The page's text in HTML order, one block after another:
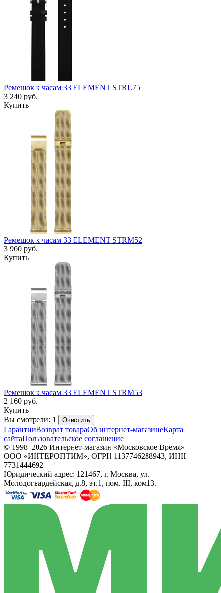
Ремешок к часам 33 ELEMENT STRL75
3 240 руб.
Купить
Ремешок к часам 33 ELEMENT STRM52
3 960 руб.
Купить
Ремешок к часам 33 ELEMENT STRM53
2 160 руб.
Купить
Вы смотрели: 1
Очистить
ГарантииВозврат товараОб интернет-магазинеКарта
сайтаПользовательское соглашение
© 1998–2026 Интернет-магазин «Московское Время»
ООО «ИНТЕРОПТИМ», ОГРН 1137746288943, ИНН
7731444692
Юридический адрес: 121467, г. Москва, ул.
Молодогвардейская, д.8, эт.1, пом. III, ком13.